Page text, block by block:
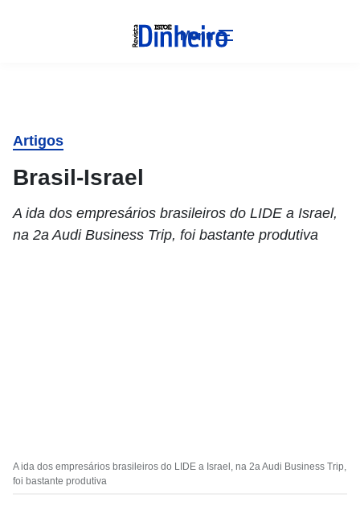
Menu
Artigos
Brasil-Israel
A ida dos empresários brasileiros do LIDE a Israel,
na 2a Audi Business Trip, foi bastante produtiva
A ida dos empresários brasileiros do LIDE a Israel, na 2a Audi Business Trip,
foi bastante produtiva